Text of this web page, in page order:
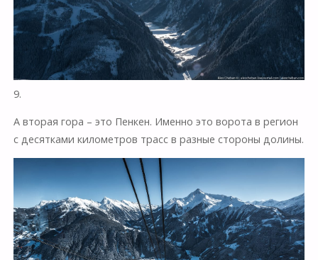
9.
А вторая гора – это Пенкен. Именно это ворота в регион
с десятками километров трасс в разные стороны долины.